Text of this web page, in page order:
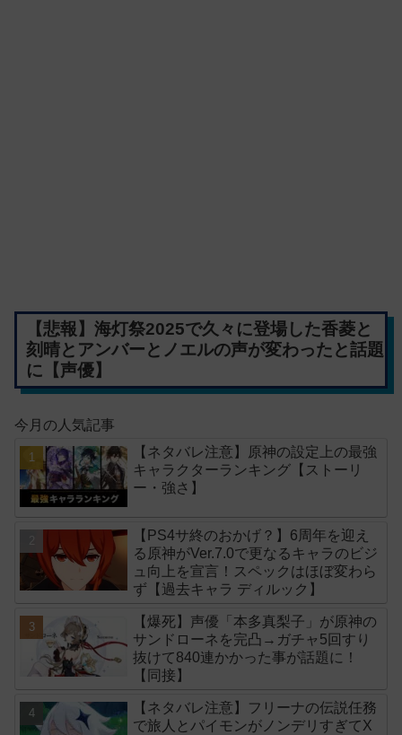
【悲報】海灯祭2025で久々に登場した香菱と
刻晴とアンバーとノエルの声が変わったと話題
に【声優】
今月の人気記事
【ネタバレ注意】原神の設定上の最強
キャラクターランキング【ストーリ
ー・強さ】
【PS4サ終のおかげ？】6周年を迎え
る原神がVer.7.0で更なるキャラのビジ
ュ向上を宣言！スペックはほぼ変わら
ず【過去キャラ ディルック】
【爆死】声優「本多真梨子」が原神の
サンドローネを完凸→ガチャ5回すり
抜けて840連かかった事が話題に！
【同接】
【ネタバレ注意】フリーナの伝説任務
で旅人とパイモンがノンデリすぎてX